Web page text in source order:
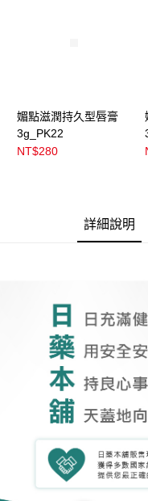
付款後門市自取
每筆NT$100，滿NT$399(
媚點滋潤持久型唇膏
3g_PK22
NT$280
詳細說明